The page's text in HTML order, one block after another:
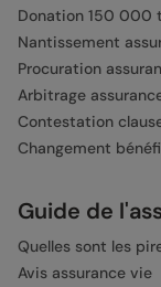
Donation 150 000
Nantissement
Procuration
Arbitrage
Contestation
Changement
Guide de
Quelles sont les
Avis assurance vie